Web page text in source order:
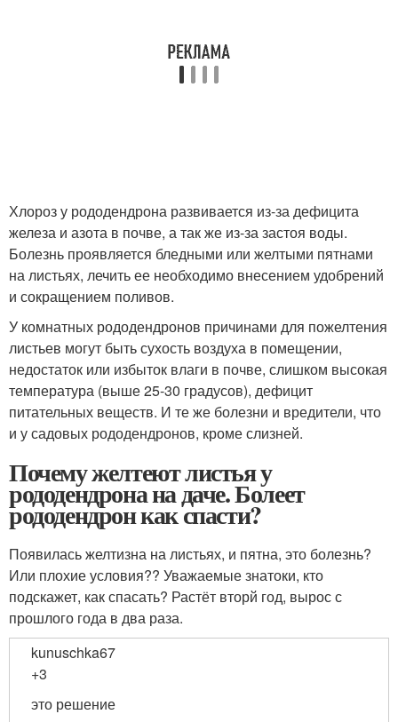
Хлороз у рододендрона развивается из-за дефицита
железа и азота в почве, а так же из-за застоя воды.
Болезнь проявляется бледными или желтыми пятнами
на листьях, лечить ее необходимо внесением удобрений
и сокращением поливов.
У комнатных рододендронов причинами для пожелтения
листьев могут быть сухость воздуха в помещении,
недостаток или избыток влаги в почве, слишком высокая
температура (выше 25-30 градусов), дефицит
питательных веществ. И те же болезни и вредители, что
и у садовых рододендронов, кроме слизней.
Почему желтеют листья у
рододендрона на даче. Болеет
рододендрон как спасти?
Появилась желтизна на листьях, и пятна, это болезнь?
Или плохие условия?? Уважаемые знатоки, кто
подскажет, как спасать? Растёт вторй год, вырос с
прошлого года в два раза.
kunuschka67
+3
это решение